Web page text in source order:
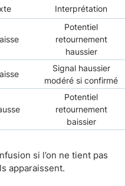
Interprétation
Potentiel
retournement
haussier
Signal haussier
modéré si confirmé
Potentiel
retournement
baissier
si l’on ne tient pas
apparaissent.